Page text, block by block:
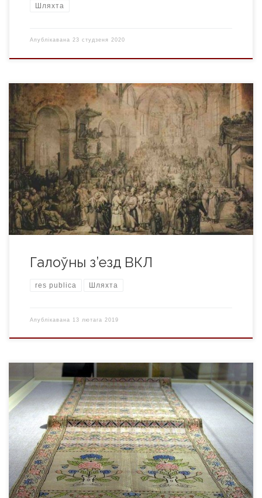
Шляхта
Апублікавана 23 студзеня 2020
Галоўны з’езд Вялікага княства Літоўскага (генеральны
з’езд) — надзвычайны агульнадзяржаўны саслоўна-
прадстаўнічы орган Вялікага княства Літоўскага, які
збіраўся з канца XVI да канца XVII ст. На яго пасяджэннях
разглядаліся важнейшыя пытанні дзяржаўнага жыцця ВКЛ.
Аднак само яго існаванне парушала ўмовы Люблінскай уніі
1569 г. Некаторыя каралі польскія і вялікія князі літоўскія […]
Галоўны з’езд ВКЛ
res publica Шляхта
Апублікавана 13 лютага 2019
Слуцкія паясы – папулярныя ў 2-й палове XVIII ст.
кантушовыя шоўкавыя паясы – абавязковы элемент
шляхецкага касцюма, так званага кантушовага строю, які
склаўся пад уплывам сармацкай ідэалогіі, пануючай у
грамадстве Рэчы Паспалітай з канца XVI да 2-й паловы XVIII
ст. Вырабляліся на спецыяльнай мануфактуры –
“персіярні”, адкрытай для іх вытворчасці ў Слуцку.
Вызначаліся […]